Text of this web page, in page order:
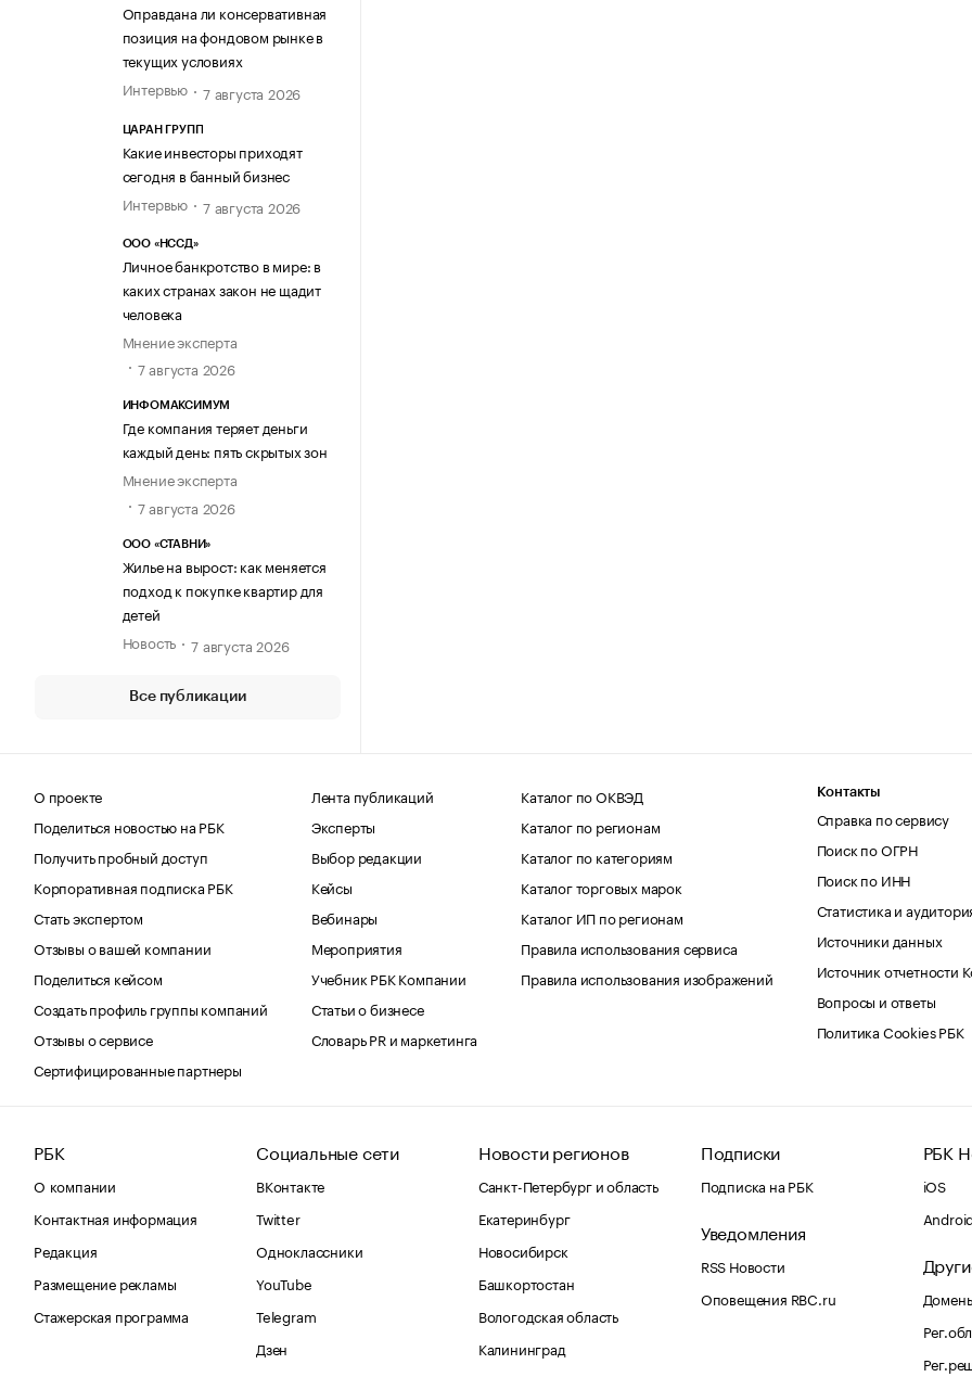
Оправдана ли консервативная
позиция на фондовом рынке в
текущих условиях
Интервью
7 августа 2026
ЦАРАН ГРУПП
Какие инвесторы приходят
сегодня в банный бизнес
Интервью
7 августа 2026
ООО «НССД»
Личное банкротство в мире: в
каких странах закон не щадит
человека
Мнение эксперта
7 августа 2026
ИНФОМАКСИМУМ
Где компания теряет деньги
каждый день: пять скрытых зон
Мнение эксперта
7 августа 2026
ООО «СТАВНИ»
Жилье на вырост: как меняется
подход к покупке квартир для
детей
Новость
7 августа 2026
Все публикации
О проекте
Поделиться новостью на РБК
Получить пробный доступ
Корпоративная подписка РБК
Стать экспертом
Отзывы о вашей компании
Поделиться кейсом
Создать профиль группы компаний
Отзывы о сервисе
Сертифицированные партнеры
Лента публикаций
Эксперты
Выбор редакции
Кейсы
Вебинары
Мероприятия
Учебник РБК Компании
Статьи о бизнесе
Словарь PR и маркетинга
Каталог по ОКВЭД
Каталог по регионам
Каталог по категориям
Каталог торговых марок
Каталог ИП по регионам
Правила использования сервиса
Правила использования изображений
Контакты
Справка по сервису
Поиск по ОГРН
Поиск по ИНН
Статистика и
Источники данных
Источник отчетности
Вопросы и ответы
Политика Cookies РБК
РБК
О компании
Контактная информация
Редакция
Размещение рекламы
Стажерская программа
Социальные сети
ВКонтакте
Twitter
Одноклассники
YouTube
Telegram
Дзен
Новости регионов
Санкт-Петербург и область
Екатеринбург
Новосибирск
Башкортостан
Вологодская область
Калининград
Подписки
Подписка на РБК
Уведомления
RSS Новости
Оповещения RBC.ru
РБК
iOS